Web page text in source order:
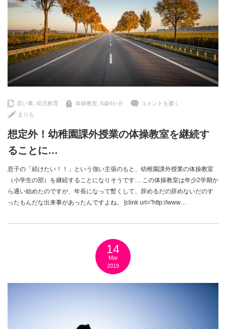
習い事 幼児教育 体操教室 6歳4か月
コメントを書く
まりも
想定外！幼稚園課外授業の体操教室を継続す
ることに…
息子の「続けたい！！」という強い主張のもと、幼稚園課外授業の体操教室
（小学生の部）を継続することになりそうです… この体操教室は年少2学期か
ら通い始めたのですが、年長になって暫くして、辞めるだの辞めないだのす
ったもんだな出来事があったんですよね。 [clink url="http://www…
14
Mar
2019